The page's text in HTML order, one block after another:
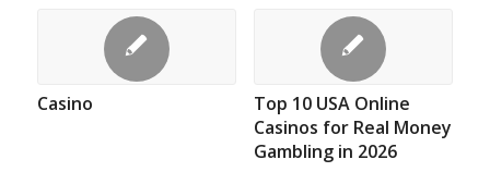
Casino
Top 10 USA Online
Casinos for Real Money
Gambling in 2026